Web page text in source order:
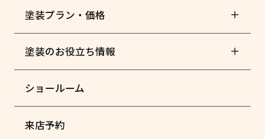
塗装プラン・価格
塗装のお役立ち情報
ショールーム
来店予約